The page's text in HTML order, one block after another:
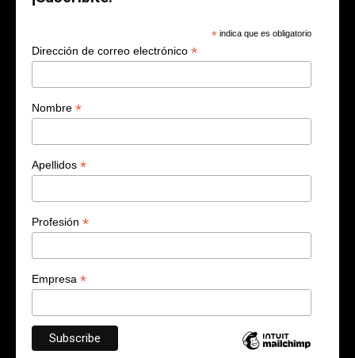
* indica que es obligatorio
Dirección de correo electrónico *
Nombre *
Apellidos *
Profesión *
Empresa *